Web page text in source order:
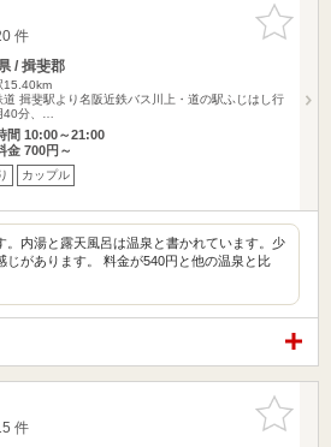
お気に入
りに追加
件
/ 揖斐郡
15.40km
道 揖斐駅より名阪近鉄バス川上・道の駅ふじはし行
40分、…
間 10:00～21:00
金 700円～
カップル
。内湯と露天風呂は温泉と書かれています。少
じがあります。 料金が540円と他の温泉と比
お気に入
りに追加
件